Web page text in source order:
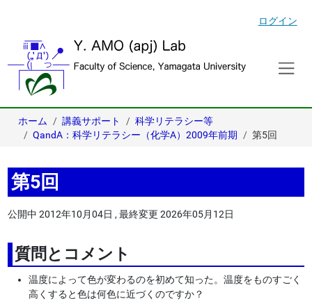
ログイン
ホーム 講義サポート
科学リテラシー等
QandA：科学リテラシー（化学A）2009年前期
第5回
第5回
公開中 2012年10月04日 ,最終変更 2026年05月12日
質問とコメント
温度によって色が変わるのを初めて知った。温度をものすごく
高くすると色は何色に近づくのですか？